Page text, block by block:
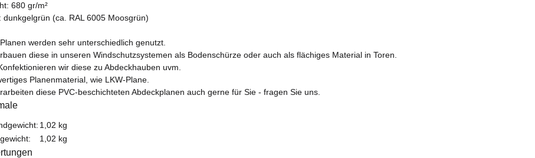
680 gr/m²
dunkgelgrün (ca. RAL 6005 Moosgrün)
werden sehr unterschiedlich genutzt.
diese in unseren Windschutzsystemen als Bodenschürze oder auch als flächiges Material in Toren.
wir diese zu Abdeckhauben uvm.
Planenmaterial, wie LKW-Plane.
diese PVC-beschichteten Abdeckplanen auch gerne für Sie - fragen Sie uns.
1,02 kg
1,02 kg